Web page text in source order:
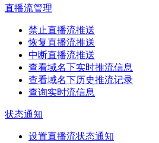
直播流管理
禁止直播流推送
恢复直播流推送
中断直播流推送
查看域名下实时推流信息
查看域名下历史推流记录
查询实时流信息
状态通知
设置直播流状态通知